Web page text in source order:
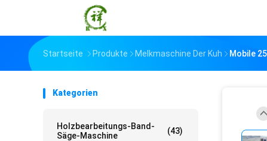
Startseite Produkte Melkmaschine Der Kuh Mobile
Kategorien
Holzbearbeitungs-Band-
Säge-Maschine
(43)